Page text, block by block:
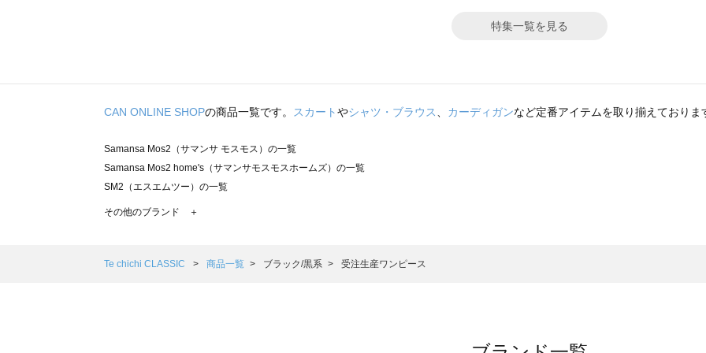
特集一覧を見る
CAN ONLINE SHOPの商品一覧です。 スカートやシャツ・ブラウス、 カーディガンなど定番アイテムを取り揃えておりま
Samansa Mos2（サマンサ モスモス）の一覧
Samansa Mos2 home's（サマンサモスモスホームズ）の一覧
SM2（エスエムツー）の一覧
TSUHARU by Samansa Mos2（ツハルバイサマンサモスモス）の一覧
Samansa Mos2 Lagom（サマンサモスモス ラーゴム）の一覧
その他のブランド ＋
Te chichi CLASSIC 商品一覧 ブラック/黒系 受注生産ワンピース